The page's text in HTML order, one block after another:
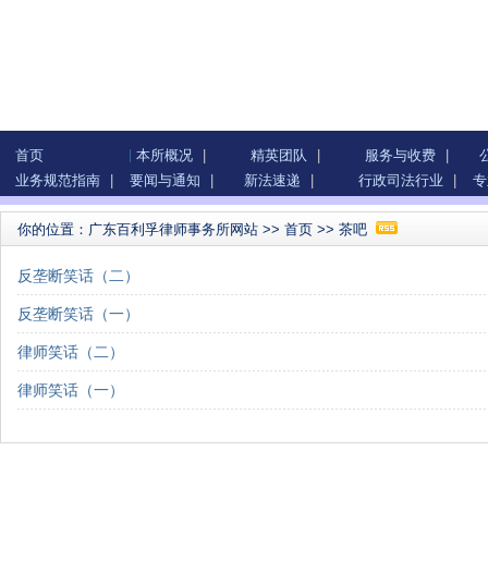
首页 本所概况 精英团队 服务与收费
业务规范指南
要闻与通知 新法速递 行政司法行业
你的位置： 广东百利孚律师事务所网站 >> 首页 >> 茶吧
反垄断笑话（二）
反垄断笑话（一）
律师笑话（二）
律师笑话（一）